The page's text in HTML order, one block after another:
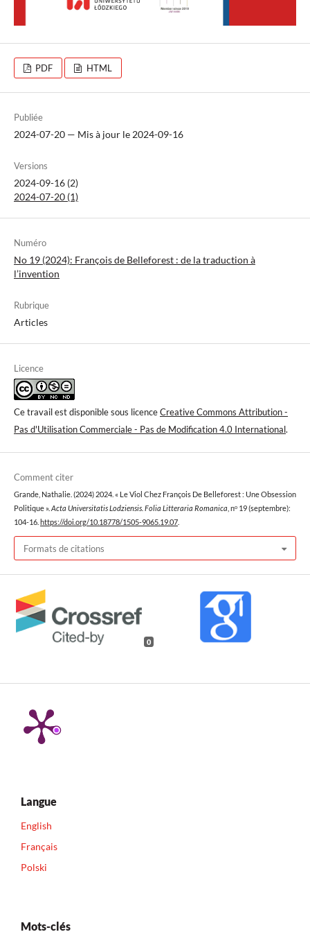
PDF HTML
Publiée
2024-07-20 — Mis à jour le 2024-09-16
Versions
2024-09-16 (2)
2024-07-20 (1)
Numéro
No 19 (2024): François de Belleforest : de la traduction à
l’invention
Rubrique
Articles
Licence
Ce travail est disponible sous licenceCreative Commons Attribution -
Pas d'Utilisation Commerciale - Pas de Modification 4.0 International.
Comment citer
Grande, Nathalie. (2024) 2024. « Le Viol Chez François De Belleforest : Une Obsession
Politique ». Acta Universitatis Lodziensis. Folia Litteraria Romanica , nᵒ 19 (septembre):
104-16. https://doi.org/10.18778/1505-9065.19.07
Formats de citations
0
Langue
English
Français
Polski
Mots-clés